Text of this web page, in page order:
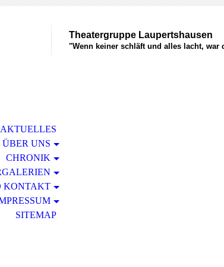
Theatergruppe Laupertshausen
"Wenn keiner schläft und alles lacht, war
AKTUELLES
ÜBER UNS
CHRONIK
KONTAKT
SITEMAP